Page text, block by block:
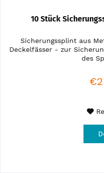
10 Stück
Sicherungssplint aus
Deckelfässer - zur
des